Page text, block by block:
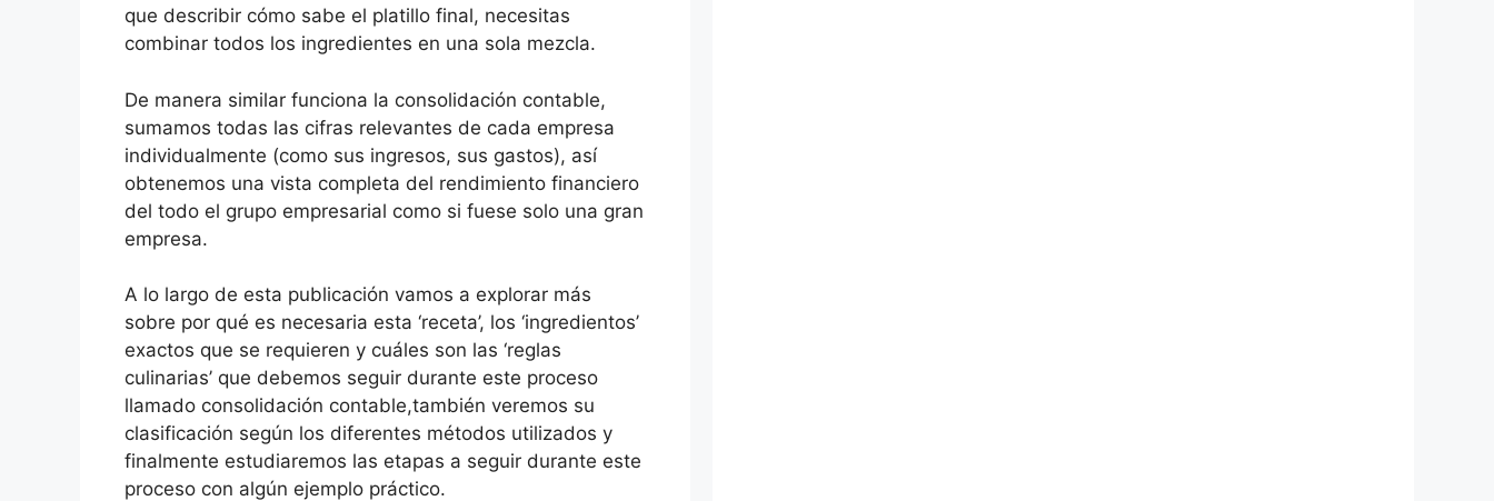
que describir cómo sabe el platillo final, necesitas
combinar todos los ingredientes en una sola mezcla.
De manera similar funciona la consolidación contable,
sumamos todas las cifras relevantes de cada empresa
individualmente (como sus ingresos, sus gastos), así
obtenemos una vista completa del rendimiento financiero
del todo el grupo empresarial como si fuese solo una gran
empresa.
A lo largo de esta publicación vamos a explorar más
sobre por qué es necesaria esta ‘receta’, los ‘ingredientos’
exactos que se requieren y cuáles son las ‘reglas
culinarias’ que debemos seguir durante este proceso
llamado consolidación contable,también veremos su
clasificación según los diferentes métodos utilizados y
finalmente estudiaremos las etapas a seguir durante este
proceso con algún ejemplo práctico.